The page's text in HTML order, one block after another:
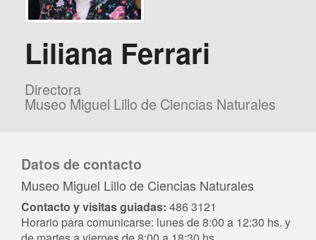
Liliana Ferrari
Directora
Museo Miguel Lillo de Ciencias Naturales
Datos de contacto
Museo Miguel Lillo de Ciencias Naturales
Contacto y visitas guiadas: 486 3121
Horario para comunicarse: lunes de 8:00 a 12:30 hs. y